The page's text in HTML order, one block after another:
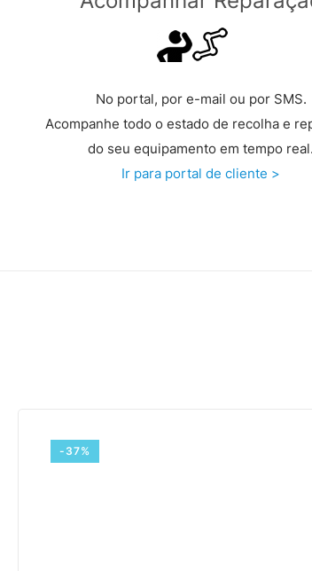
No portal, por e-mail ou por SMS.
Acompanhe todo o estado de recolha e
do seu equipamento em tempo real.
Ir para portal de cliente >
-37%